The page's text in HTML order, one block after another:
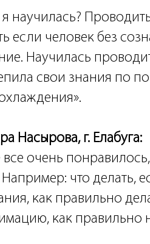
научилась?
если человек без
Научилась
свои знания по
Насырова, г. Елабуга:
очень
Например: что делать,
как правильно
как правильно